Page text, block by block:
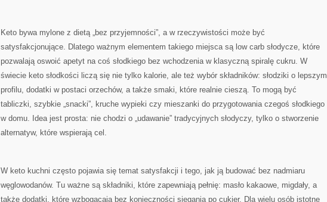
Keto bywa mylone z dietą „bez przyjemności”, a w rzeczywistości może być
satysfakcjonujące. Dlatego ważnym elementem takiego miejsca są low carb słodycze, które
pozwalają oswoić apetyt na coś słodkiego bez wchodzenia w klasyczną spiralę cukru. W
świecie keto słodkości liczą się nie tylko kalorie, ale też wybór składników: słodziki o lepszym
profilu, dodatki w postaci orzechów, a także smaki, które realnie cieszą. To mogą być
tabliczki, szybkie „snacki”, kruche wypieki czy mieszanki do przygotowania czegoś słodkiego
w domu. Idea jest prosta: nie chodzi o „udawanie” tradycyjnych słodyczy, tylko o stworzenie
alternatyw, które wspierają cel.
W keto kuchni często pojawia się temat satysfakcji i tego, jak ją budować bez nadmiaru
węglowodanów. Tu ważne są składniki, które zapewniają pełnię: masło kakaowe, migdały, a
także dodatki, które wzbogacają bez konieczności sięgania po cukier. Dla wielu osób istotne